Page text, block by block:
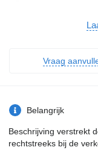
- Voorruit
For sale:
Scania S 410 NGS
01-2019
Vraag
Belangrijk
Beschrijving verstrekt
rechtstreeks bij de